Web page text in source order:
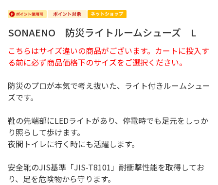
SONAENO 防災ライトルームシューズ L
こちらはサイズ違いの商品がございます。カートに投入す
る前に必ず商品価格下のサイズをご選択ください。
防災のプロが本気で考え抜いた、ライト付きルームシュー
ズです。
靴の先端部にLEDライトがあり、停電時でも足元をしっか
り照らして歩けます。
夜間トイレに行く時にも活躍します。
安全靴のJIS基準「JIS-T8101」耐衝撃性能を取得してお
り、足を危険物から守ります。